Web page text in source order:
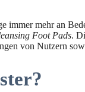
immer mehr an
Foot Pads.
von Nutzern